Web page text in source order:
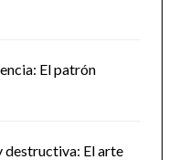
El patrón
El arte